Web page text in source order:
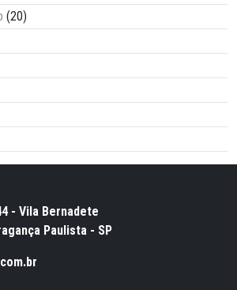
(20)
- Vila Bernadete
Paulista - SP